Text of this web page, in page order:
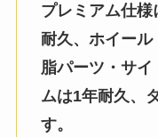
プレミアム仕様
耐久、ホイー
脂パーツ・サ
ムは1年耐久、
す。